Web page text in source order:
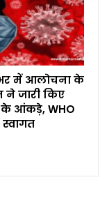
में आलोचना के
ने जारी किए
के आंकड़े, WHO